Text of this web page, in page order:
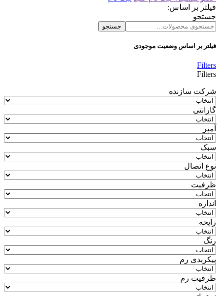
فیلتر بر اساس:
جستجو
جستجو
فیلتر بر اساس وضعیت موجودی
Filters
Filters
شرکت سازنده
گارانتی
آمپر
سبک
نوع اتصال
ظرفیت
اندازه
رایحه
رنگ
پیکربدی رم
ظرفیت رم